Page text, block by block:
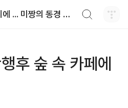
미짱의 나 여기에 ... 미짱의 동경 생활
후 숲 속 카페에